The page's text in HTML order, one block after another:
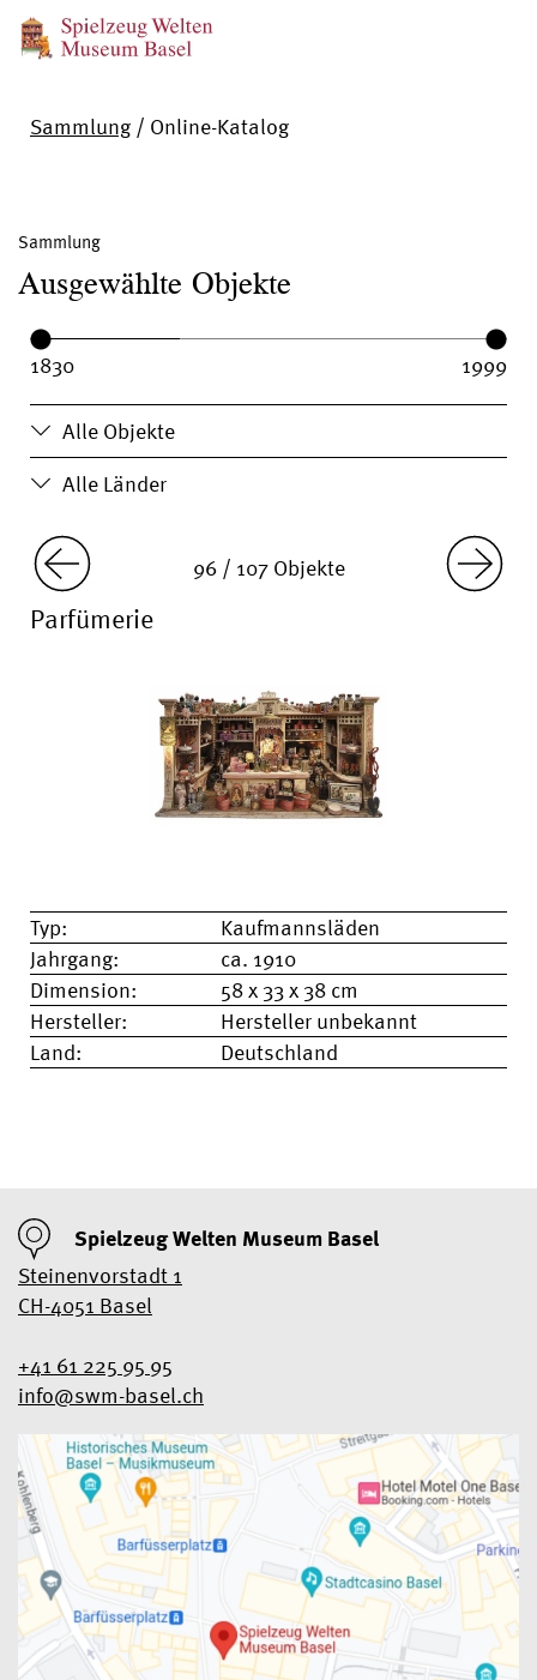
Sammlung / Online-Katalog
Sammlung
Ausgewählte Objekte
Alle Objekte
Alle Länder
Year range:
Year from:
Year until:
Typ:
Kaufmannsläden
Jahrgang:
ca. 1910
Dimension:
58 x 33 x 38 cm
Hersteller:
Hersteller unbekannt
Land:
Deutschland
96 / 107 Objekte
Parfümerie
Spielzeug Welten Museum Basel
Steinenvorstadt 1
CH-4051 Basel
+41 61 225 95 95
info@swm-basel.ch